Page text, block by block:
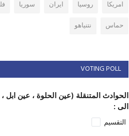
امريكا
روسيا ايران سوريا
حماس
نتنياهو
VOTING POLL
الحوادث المتنقلة (عين الحلوة ، عين ابل
الى :
التقسيم